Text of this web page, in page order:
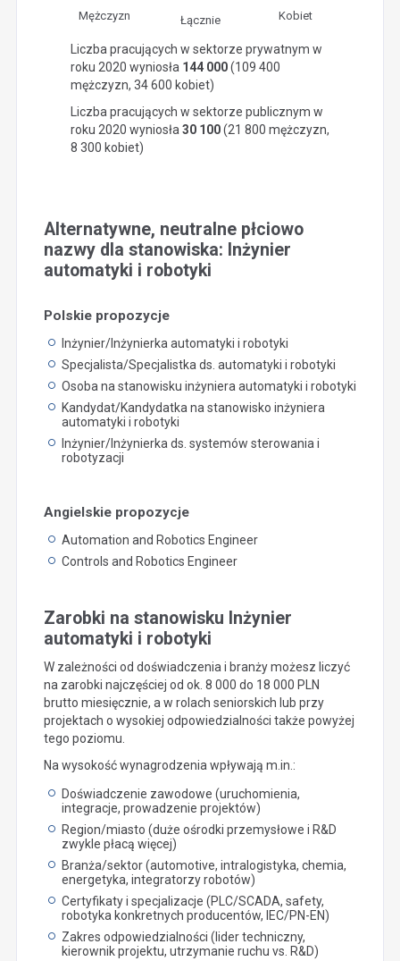
Mężczyzn Łącznie Kobiet
Liczba pracujących w sektorze prywatnym w
roku 2020 wyniosła 144 000(109 400
mężczyzn, 34 600 kobiet)
Liczba pracujących w sektorze publicznym w
roku 2020 wyniosła 30 100(21 800 mężczyzn,
8 300 kobiet)
Alternatywne, neutralne płciowo
nazwy dla stanowiska: Inżynier
automatyki i robotyki
Polskie propozycje
Inżynier/Inżynierka automatyki i robotyki
Specjalista/Specjalistka ds. automatyki i robotyki
Osoba na stanowisku inżyniera automatyki i robotyki
Kandydat/Kandydatka na stanowisko inżyniera
automatyki i robotyki
Inżynier/Inżynierka ds. systemów sterowania i
robotyzacji
Angielskie propozycje
Automation and Robotics Engineer
Controls and Robotics Engineer
Zarobki na stanowisku Inżynier
automatyki i robotyki
W zależności od doświadczenia i branży możesz liczyć
na zarobki najczęściej od ok. 8 000 do 18 000 PLN
brutto miesięcznie, a w rolach seniorskich lub przy
projektach o wysokiej odpowiedzialności także powyżej
tego poziomu.
Na wysokość wynagrodzenia wpływają m.in.:
Doświadczenie zawodowe (uruchomienia,
integracje, prowadzenie projektów)
Region/miasto (duże ośrodki przemysłowe i R&D
zwykle płacą więcej)
Branża/sektor (automotive, intralogistyka, chemia,
energetyka, integratorzy robotów)
Certyfikaty i specjalizacje (PLC/SCADA, safety,
robotyka konkretnych producentów, IEC/PN-EN)
Zakres odpowiedzialności (lider techniczny,
kierownik projektu, utrzymanie ruchu vs. R&D)